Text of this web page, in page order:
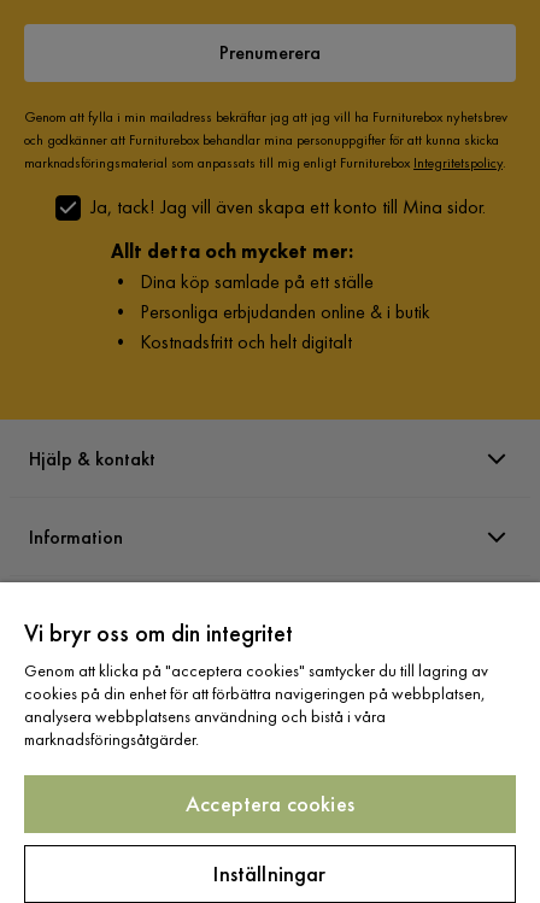
Prenumerera
Genom att fylla i min mailadress bekräftar jag att jag vill ha Furniturebox nyhetsbrev
och godkänner att Furniturebox behandlar mina personuppgifter för att kunna skicka
marknadsföringsmaterial som anpassats till mig enligt Furniturebox Integritetspolicy.
Ja, tack! Jag vill även skapa ett konto till Mina sidor.
Allt detta och mycket mer:
• Dina köp samlade på ett ställe
• Personliga erbjudanden online & i butik
• Kostnadsfritt och helt digitalt
Hjälp & kontakt
Information
Sortiment
Följ oss
Vi bryr oss om din integritet
Genom att klicka på "acceptera cookies" samtycker du till lagring av
cookies på din enhet för att förbättra navigeringen på webbplatsen,
analysera webbplatsens användning och bistå i våra
marknadsföringsåtgärder.
Acceptera cookies
Inställningar